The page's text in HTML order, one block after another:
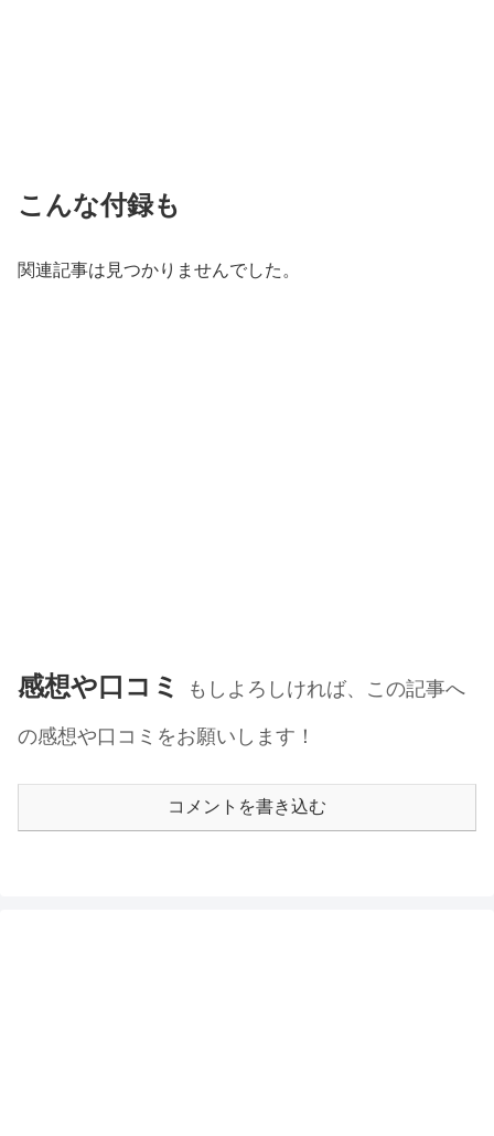
こんな付録も
関連記事は見つかりませんでした。
感想や口コミ
もしよろしければ、この記事へ
の感想や口コミをお願いします！
コメントを書き込む